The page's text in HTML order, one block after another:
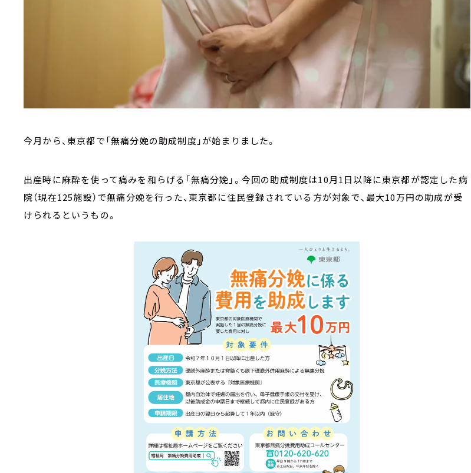
今月から、東京都で「無痛分娩の助成制度」が始まりました。
出産時に麻酔を使って痛みを和らげる「無痛分娩」。今回の助成制度は10月1日以降に東京都が認定した病
院（現在125施設）で無痛分娩を行った、東京都に住民登録されている方が対象で、最大10万円の助成が受
けられるというもの。